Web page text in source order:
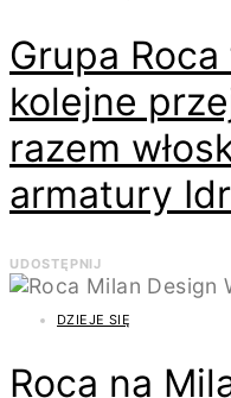
Grupa
kolejne
razem
armatury
UDOSTĘPNIJ
DZIEJE SIĘ
Roca na